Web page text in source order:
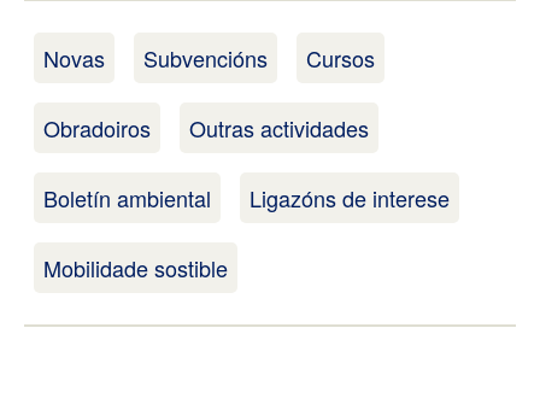
Novas Subvencións Cursos
Obradoiros Outras actividades
Boletín ambiental Ligazóns de interese
Mobilidade sostible